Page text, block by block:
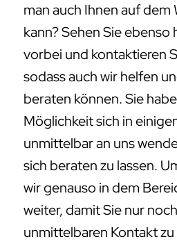
man auch Ihnen auf
kann? Sehen Sie ebenso
vorbei und kontaktieren
sodass auch wir helfen
beraten können. Sie
Möglichkeit sich in
unmittelbar an uns
sich beraten zu lassen.
wir genauso in dem
weiter, damit Sie nur
unmittelbaren Kontakt